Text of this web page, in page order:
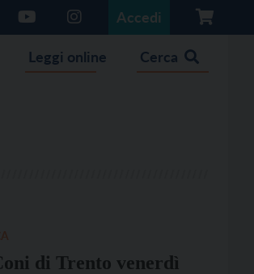
Accedi
Leggi online Cerca
di Trento venerdì